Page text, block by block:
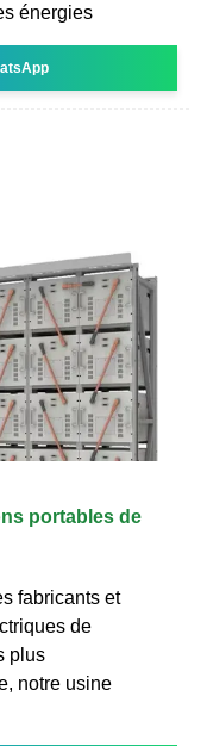
énergies
portables de
fabricants et
de
plus
notre usine